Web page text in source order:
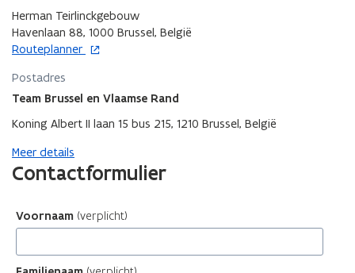
v
e
n
s
t
e
w
v
e
n
s
t
r
Herman Teirlinckgebouw
Havenlaan 88, 1000 Brussel, België
Routeplanner
o
e
n
i
n
n
i
u
w
e
Postadres
Team Brussel en Vlaamse Rand
Koning Albert II laan 15 bus 215, 1210 Brussel, België
Meer details
Contactformulier